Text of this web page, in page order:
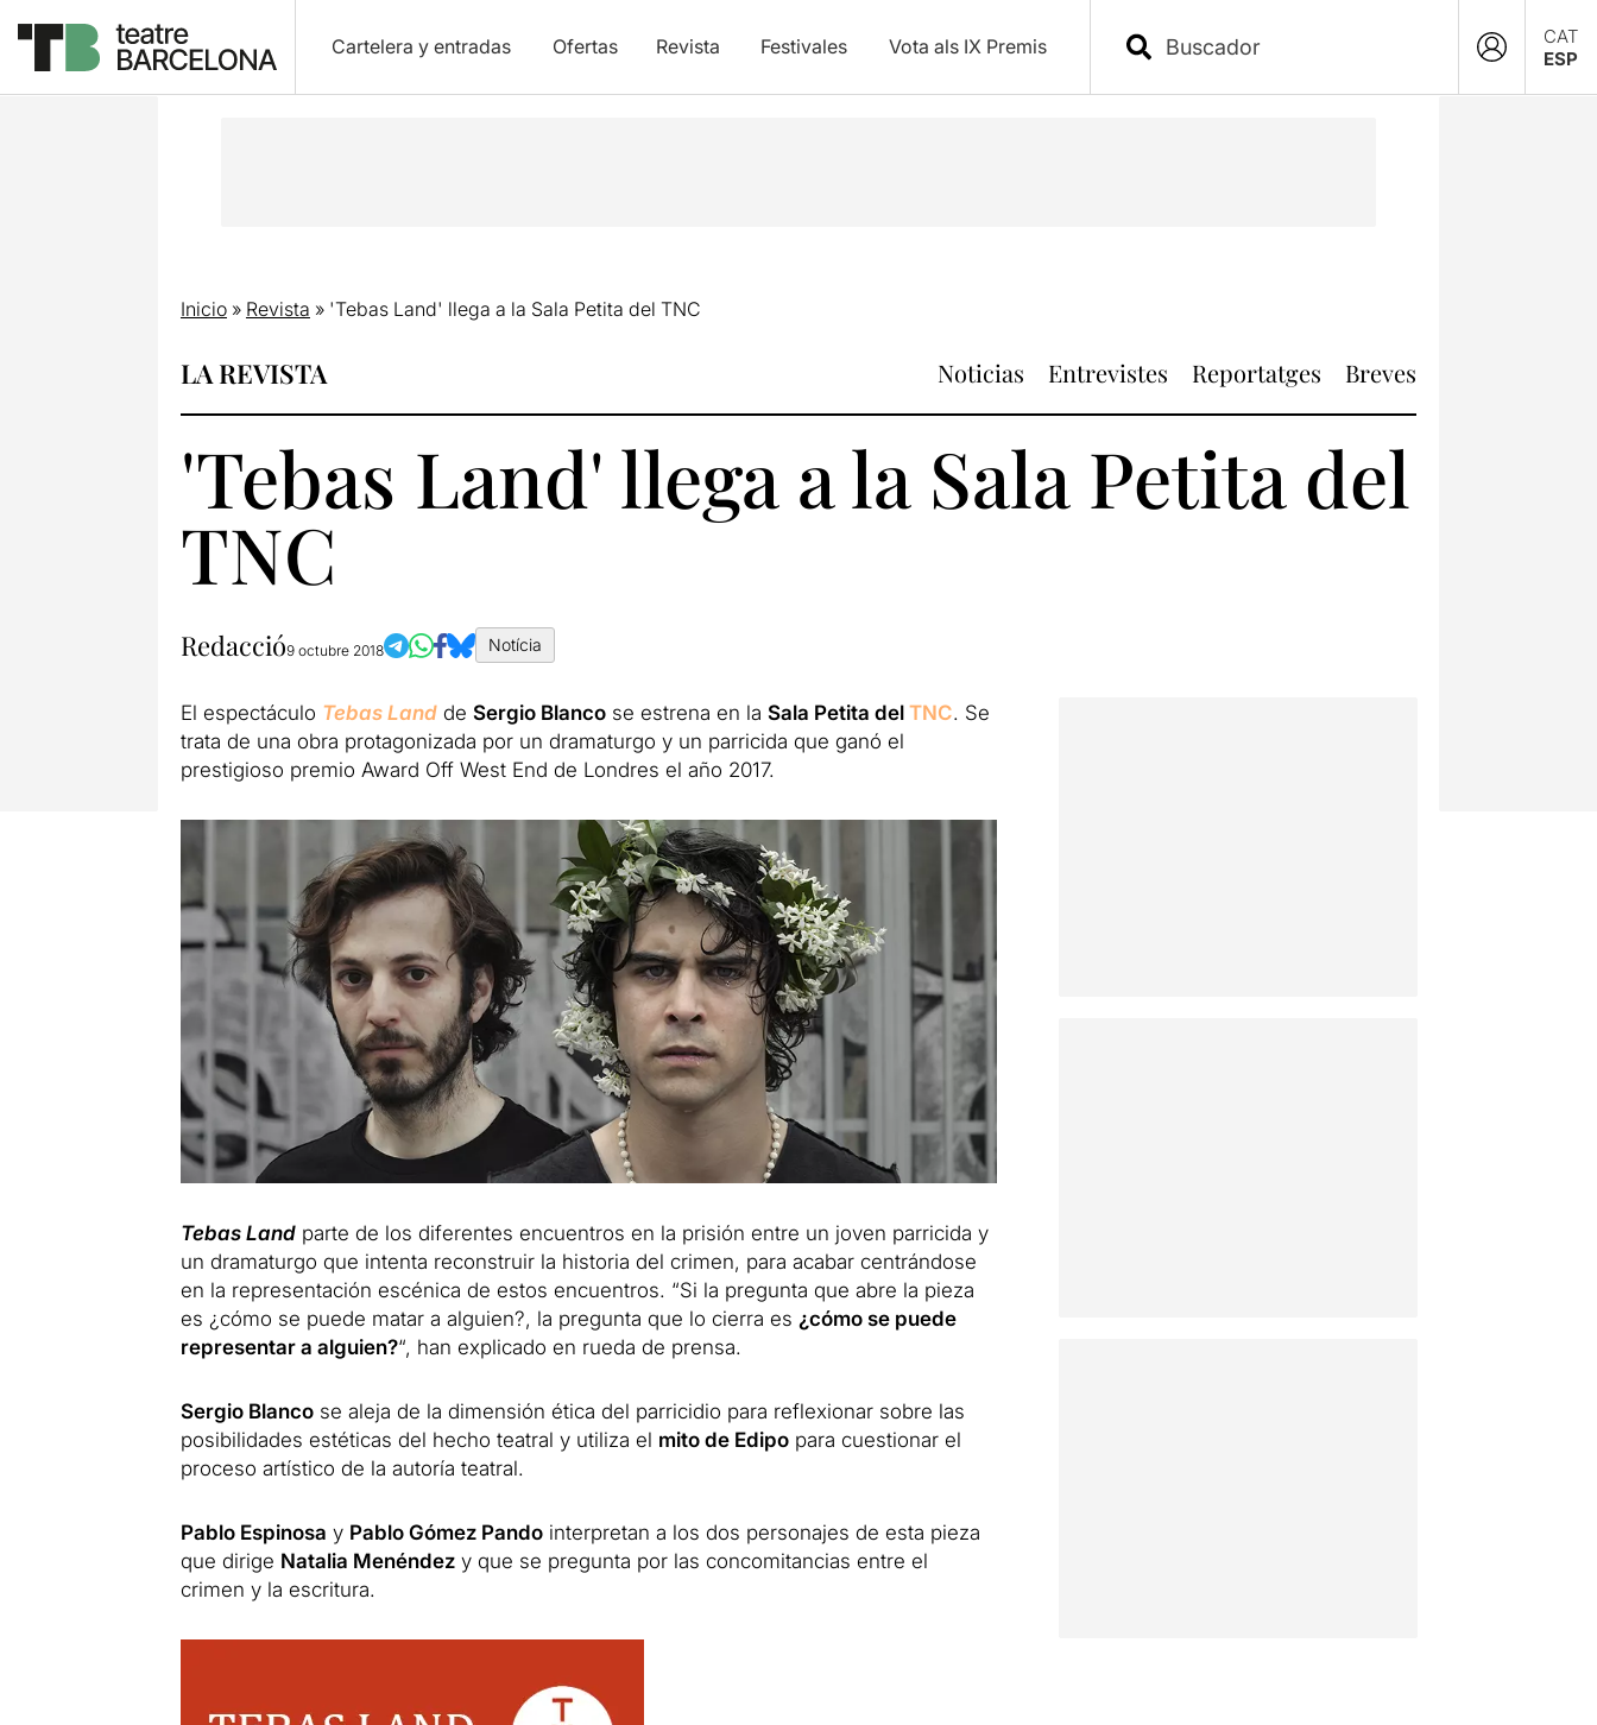
Cartelera y entradas Ofertas Revista Festivales Vota als IX Premis
CAT
ESP
Inicio» Revista » 'Tebas Land' llega a la Sala Petita del TNC
LA REVISTA Noticias Entrevistes Reportatges Breves
'Tebas Land' llega a la Sala Petita del
TNC
Redacció9 octubre 2018 Notícia
El espectáculo Tebas Landde Sergio Blancose estrena en la Sala Petita del TNC. Se
trata de una obra protagonizada por un dramaturgo y un parricida que ganó el
prestigioso premio Award Off West End de Londres el año 2017.
Tebas Land parte de los diferentes encuentros en la prisión entre un joven parricida y
un dramaturgo que intenta reconstruir la historia del crimen, para acabar centrándose
en la representación escénica de estos encuentros. “Si la pregunta que abre la pieza
es ¿cómo se puede matar a alguien?, la pregunta que lo cierra es ¿cómo se puede
representar a alguien?“, han explicado en rueda de prensa.
Sergio Blancose aleja de la dimensión ética del parricidio para reflexionar sobre las
posibilidades estéticas del hecho teatral y utiliza el mito de Edipopara cuestionar el
proceso artístico de la autoría teatral.
Pablo Espinosa y Pablo Gómez Pandointerpretan a los dos personajes de esta pieza
que dirige Natalia Menéndezy que se pregunta por las concomitancias entre el
crimen y la escritura.